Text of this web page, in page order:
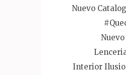
Nuevo
Interior